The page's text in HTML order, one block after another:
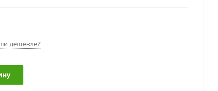
дешевле?